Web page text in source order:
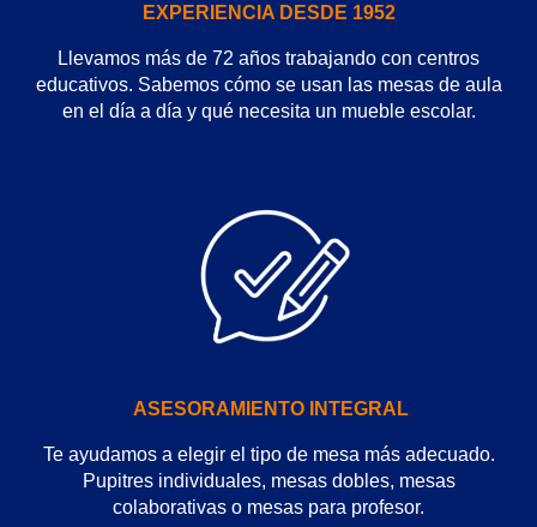
EXPERIENCIA DESDE 1952
Llevamos más de 72 años trabajando con centros
educativos. Sabemos cómo se usan las mesas de aula
en el día a día y qué necesita un mueble escolar.
ASESORAMIENTO INTEGRAL
Te ayudamos a elegir el tipo de mesa más adecuado.
Pupitres individuales, mesas dobles, mesas
colaborativas o mesas para profesor.